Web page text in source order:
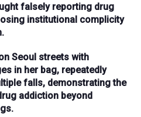
falsely reporting drug
institutional complicity
Seoul streets with
in her bag, repeatedly
falls, demonstrating the
addiction beyond